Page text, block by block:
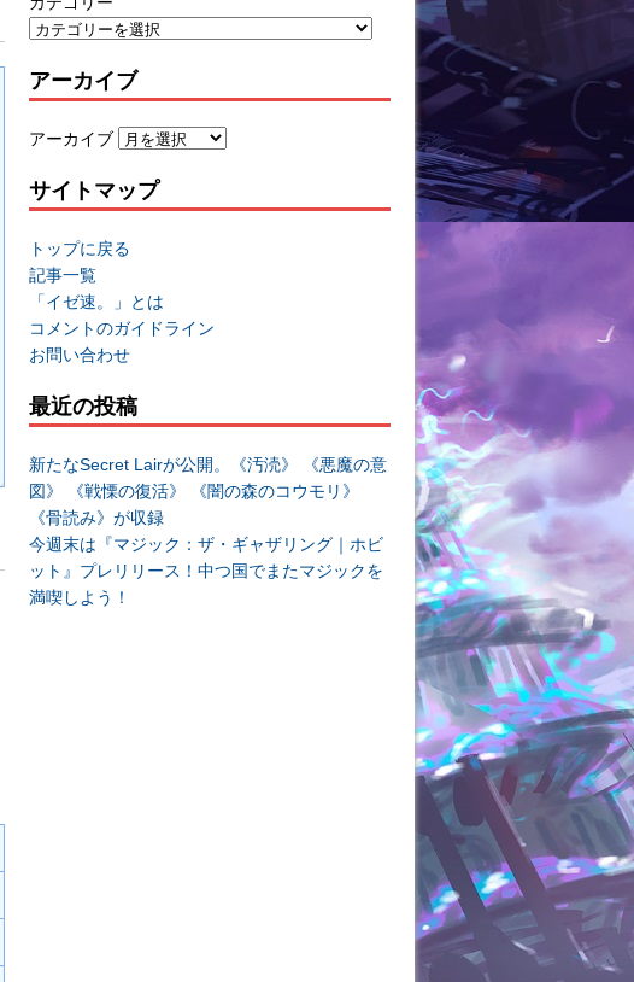
アーカイブ
アーカイブ
サイトマップ
トップに戻る
記事一覧
「イゼ速。」とは
コメントのガイドライン
お問い合わせ
最近の投稿
新たなSecret Lairが公開。《汚涜》 《悪魔の意
図》 《戦慄の復活》 《闇の森のコウモリ》
《骨読み》が収録
今週末は『マジック：ザ・ギャザリング｜ホビ
ット』プレリリース！中つ国でまたマジックを
満喫しよう！